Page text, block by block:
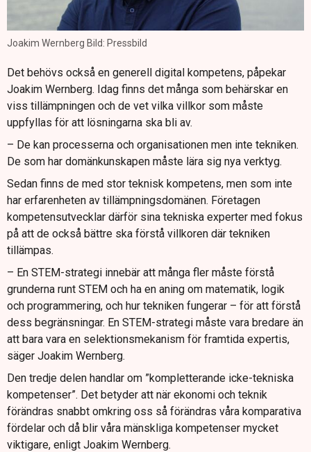
Joakim Wernberg Bild: Pressbild
Det behövs också en generell digital kompetens, påpekar
Joakim Wernberg. Idag finns det många som behärskar en
viss tillämpningen och de vet vilka villkor som måste
uppfyllas för att lösningarna ska bli av.
– De kan processerna och organisationen men inte tekniken.
De som har domänkunskapen måste lära sig nya verktyg.
Sedan finns de med stor teknisk kompetens, men som inte
har erfarenheten av tillämpningsdomänen. Företagen
kompetensutvecklar därför sina tekniska experter med fokus
på att de också bättre ska förstå villkoren där tekniken
tillämpas.
– En STEM-strategi innebär att många fler måste förstå
grunderna runt STEM och ha en aning om matematik, logik
och programmering, och hur tekniken fungerar – för att förstå
dess begränsningar. En STEM-strategi måste vara bredare än
att bara vara en selektionsmekanism för framtida expertis,
säger Joakim Wernberg.
Den tredje delen handlar om ”kompletterande icke-tekniska
kompetenser”. Det betyder att när ekonomi och teknik
förändras snabbt omkring oss så förändras våra komparativa
fördelar och då blir våra mänskliga kompetenser mycket
viktigare, enligt Joakim Wernberg.